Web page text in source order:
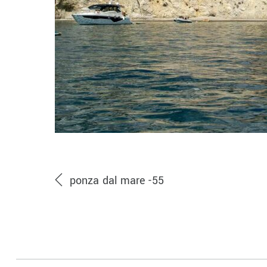
ponza dal mare -55